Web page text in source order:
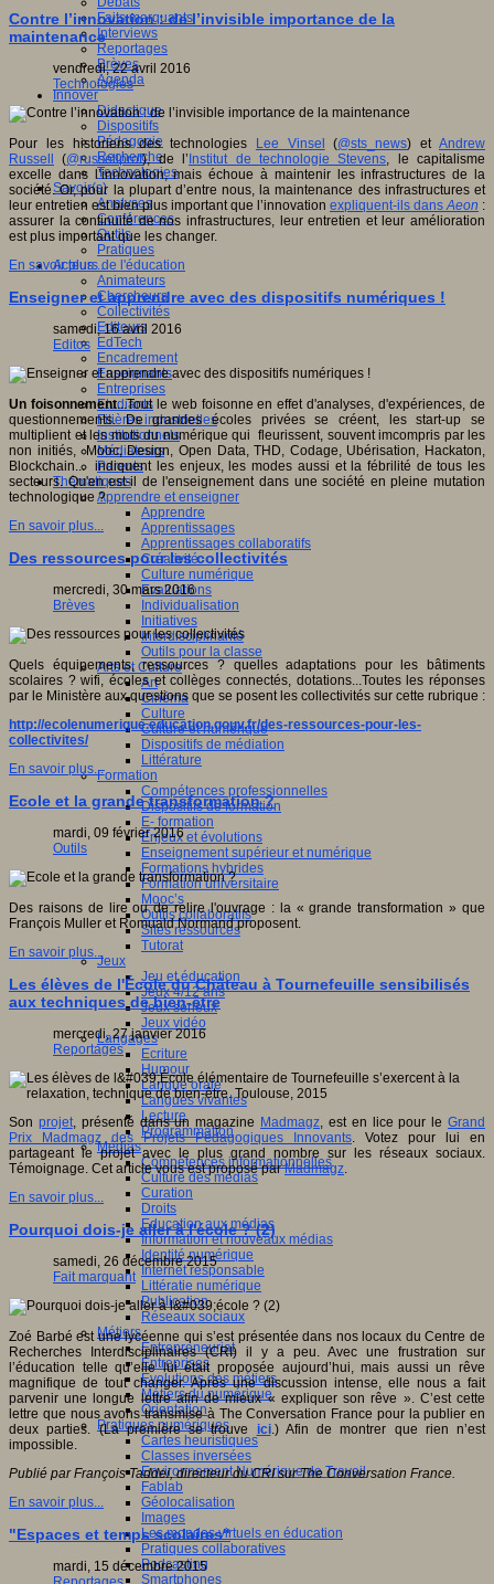
Faits marquants
Interviews
Reportages
Brèves
Agenda
Innover
Didactique
Dispositifs
Pédagogie
Recherche
Technologies
Savoir(s)
Analyses
Conférences
Outils
Pratiques
Acteurs de l'éducation
Animateurs
Chercheurs
Collectivités
Editeurs
EdTech
Encadrement
Enseignants
Entreprises
Etudiants
Filières industrielles
Institutionnels
Médiateurs
Parents
Thématiques
Apprendre et enseigner
Apprendre
Apprentissages
Apprentissages collaboratifs
Créativité
Culture numérique
Evaluations
Individualisation
Initiatives
Interdisciplinarité
Outils pour la classe
Arts et Culture
Art
Cinéma
Culture
Culture et numérique
Dispositifs de médiation
Littérature
Formation
Compétences professionnelles
Dispositifs de formation
E- formation
Enjeux et évolutions
Enseignement supérieur et numérique
Formations hybrides
Formation universitaire
Mooc’s
Outils collaboratifs
Sites ressources
Tutorat
Jeux
Jeu et éducation
Jeux 4/12 ans
Jeux sérieux
Jeux vidéo
Langages
Ecriture
Humour
Langue orale
Langues vivantes
Lecture
Programmation
Médias
Compétences informationnelles
Culture des médias
Curation
Droits
Education aux médias
Information et nouveaux médias
Identité numérique
Internet responsable
Littératie numérique
Publication
Réseaux sociaux
Métiers
Entrepreneuriat
Entreprises
Evolutions des métiers
Métiers du numérique
Orientation
Pratiques numériques
Cartes heuristiques
Classes inversées
Environnement Numérique de Travail
Fablab
Géolocalisation
Images
Les mondes virtuels en éducation
Pratiques collaboratives
Podcasting
Smartphones
Contre l’innovation : de l’invisible importance de la
maintenance
vendredi, 22 avril 2016
Technologies
Pour les historiens des technologies Lee Vinsel (@sts_news) etAndrew
Russell
(@russellprof), de l’ Institut de technologie Stevens, le capitalisme
excelle dans l’innovation, mais échoue à maintenir les infrastructures de la
société. Or, pour la plupart d’entre nous, la maintenance des infrastructures et
leur entretien est bien plus important que l’innovation expliquent-ils dansAeon :
assurer la continuité de nos infrastructures, leur entretien et leur amélioration
est plus important que les changer.
En savoir plus...
Enseigner et apprendre avec des dispositifs numériques !
samedi, 16 avril 2016
Editos
Un foisonnement...Tout le web foisonne en effet d'analyses, d'expériences, de
questionnements. De grandes écoles privées se créent, les start-up se
multiplient et les mots du numérique qui fleurissent, souvent imcompris par les
non initiés, Mooc, Design, Open Data, THD, Codage, Ubérisation, Hackaton,
Blockchain... indiquent les enjeux, les modes aussi et la fébrilité de tous les
secteurs. Qu'en est-il de l'enseignement dans une société en pleine mutation
technologique ?
En savoir plus...
Des ressources pour les collectivités
mercredi, 30 mars 2016
Brèves
Quels équipements, ressources ? quelles adaptations pour les bâtiments
scolaires ? wifi, écoles et collèges connectés, dotations...Toutes les réponses
par le Ministère aux questions que se posent les collectivités sur cette rubrique :
http://ecolenumerique.education.gouv.fr/des-ressources-pour-les-
collectivites/
En savoir plus...
Ecole et la grande transformation ?
mardi, 09 février 2016
Outils
Des raisons de lire ou de relire l'ouvrage : la « grande transformation » que
François Muller et Romuald Normand proposent.
En savoir plus...
Les élèves de l'École du Château à Tournefeuille sensibilisés
aux techniques de bien-être
mercredi, 27 janvier 2016
Reportages
Son projet, présenté dans un magazine Madmagz, est en lice pour leGrand
Prix Madmagz des Projets Pédagogiques Innovants. Votez pour lui en
partageant le projet avec le plus grand nombre sur les réseaux sociaux.
Témoignage. Cet article vous est proposé parMadmagz.
En savoir plus...
Pourquoi dois-je aller à l'école ? (2)
samedi, 26 décembre 2015
Fait marquant
Zoé Barbé est une lycéenne qui s’est présentée dans nos locaux du Centre de
Recherches Interdisciplinaires (CRI) il y a peu. Avec une frustration sur
l’éducation telle qu’elle lui était proposée aujourd’hui, mais aussi un rêve
magnifique de tout changer. Après une discussion intense, elle nous a fait
parvenir une longue lettre afin de mieux « expliquer son rêve ». C’est cette
lettre que nous avons transmise à The Conversation France pour la publier en
deux parties. (La première se trouve
ici.) Afin de montrer que rien n’est
impossible.
Publié par François Taddei, directeur du CRI sur The Conversation France.
En savoir plus...
"Espaces et temps scolaires"
mardi, 15 décembre 2015